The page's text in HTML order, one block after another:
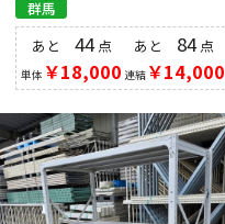
群馬
あと 44点
単体 ￥18,000
あと 84点
連結￥14,000